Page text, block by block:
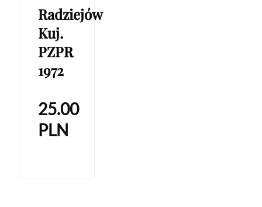
Radziejów
Kuj.
PZPR
1972
25.00
PLN